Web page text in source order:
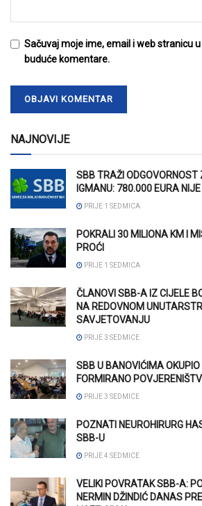
Sačuvaj moje ime, email i web stranicu
buduće komentare.
NAJNOVIJE
SBB TRAŽI ODGOVORNOST
IGMANU: 780.000 EURA
PRIJE 1 SEDMICA
POKRALI 30 MILIONA KM I
PROĆI
PRIJE 1 SEDMICA
ČLANOVI SBB-A IZ CIJELE
NA REDOVNOM
SAVJETOVANJU
PRIJE 3 SEDMICE
SBB U BANOVIĆIMA
FORMIRANO
PRIJE 3 SEDMICE
POZNATI NEUROHIRURG
SBB-U
PRIJE 4 SEDMICE
VELIKI POVRATAK SBB-A:
NERMIN DŽINDIĆ DANAS